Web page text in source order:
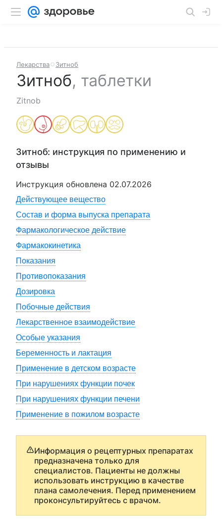
Лекарства Зитноб
Зитноб, таблетки
Zitnob
Зитноб: инструкция по применению и
отзывы
Инструкция обновлена 02.07.2026
Действующее вещество
Состав и форма выпуска препарата
Фармакологическое действие
Фармакокинетика
Показания
Противопоказания
Дозировка
Побочные действия
Лекарственное взаимодействие
Особые указания
Беременность и лактация
Применение в детском возрасте
При нарушениях функции почек
При нарушениях функции печени
Применение в пожилом возрасте
Информация о рецептурных препаратах
предназначена только для
специалистов. Пациенты не должны
использовать инструкцию в качестве
плана самолечения. Перед применением
проконсультируйтесь с врачом.